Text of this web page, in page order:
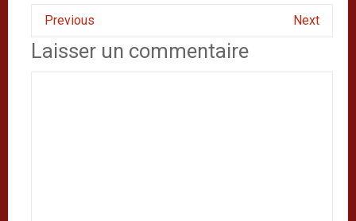
Previous Next
Laisser un commentaire